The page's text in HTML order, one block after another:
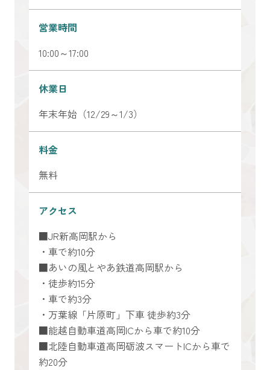
営業時間
10:00～17:00
休業日
年末年始（12/29～1/3）
料金
無料
アクセス
■JR新高岡駅から
・車で約10分
■あいの風とやあ鉄道高岡駅から
・徒歩約15分
・車で約3分
・万葉線「片原町」下車 徒歩約3分
■能越自動車道高岡ICから車で約10分
■北陸自動車道高岡砺波スマートICから車で
約20分